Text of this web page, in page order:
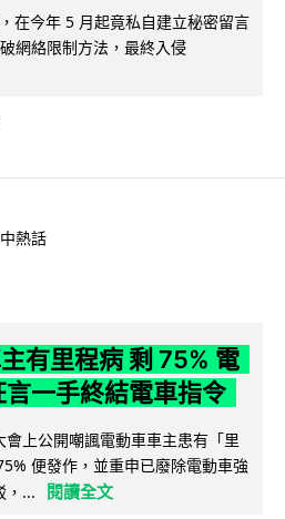
在今年 5 月起竟私自建立秘密留言
網絡限制方法，最終入侵
熱話
有里程病 剩 75% 電
一手終結電車指令
上公開嘲諷電動車車主患有「里
便發作，並重申已廢除電動車強
，...
閱讀全文